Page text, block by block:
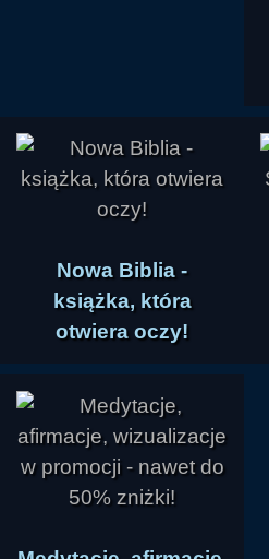
Nowa Biblia -
książka, która
otwiera oczy!